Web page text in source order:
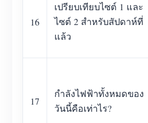
16
เปรียบเทียบไซต์ 1 และ
ไซต์ 2 สำหรับสัปดาห์ที่
แล้ว
17
กำลังไฟฟ้าทั้งหมดของ
วันนี้คือเท่าไร?